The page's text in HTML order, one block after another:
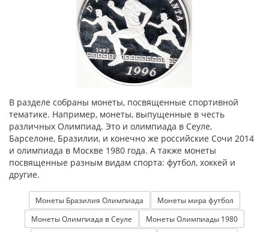
В разделе собраны монеты, посвященные спортивной
тематике. Например, монеты, выпущенные в честь
различных Олимпиад. Это и олимпиада в Сеуле,
Барселоне, Бразилии, и конечно же российские Сочи 2014
и олимпиада в Москве 1980 года. А также монеты
посвященные разным видам спорта: футбол, хоккей и
другие.
Монеты Бразилия Олимпиада
Монеты мира футбол
Монеты Олимпиада в Сеуле
Монеты Олимпиады 1980